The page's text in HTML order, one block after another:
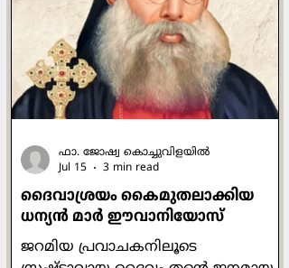
ചെയ്യുമ്പോഴോ മനുഷ്യരെ കാണിച്ച്
ചെയ്യരുതെന്നും രഹസ്യത്തിൽ ദൈവം
മാത്രമേ അവ കണ്ടുകൂടൂ എന്നും
പറയുന്നുണ്ട് അവിടന്ന്. ചുരുക്കത്തിൽ
ഓരോന്നും അതതിനു
ദൈവാശ്രയം കൈമുതലാക്കിയ
ധന്യന്‍ മാര്‍ ഈവാനിയോസ്
ജറമിയ പ്രവാചകനിലൂടെ
ഫാ. ജോഷ്വ കൊച്ചുവിളയില്‍
Jul 15
3 min read